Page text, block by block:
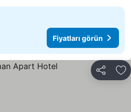
Fiyatları görün
Paylaş